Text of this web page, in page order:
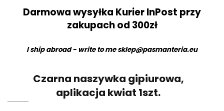
Darmowa wysyłka Kurier InPost przy
zakupach od 300zł
I ship abroad - write to mesklep@pasmanteria.eu
Czarna naszywka gipiurowa,
aplikacja kwiat 1szt.